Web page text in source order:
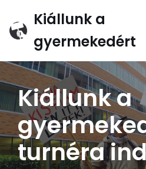
Skip
content
Kiállunk a
gyermekedért
Kiállunk a
turnéra